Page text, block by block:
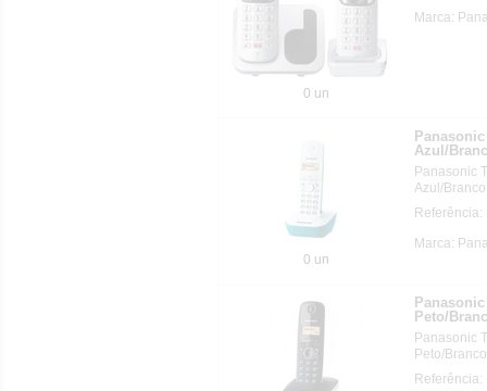
0 un
Marca:
0 un
Azul/
Panasonic
Azul/Branco
Referência:
Marca:
Peto/
Panasonic
Peto/Branco
Referência: